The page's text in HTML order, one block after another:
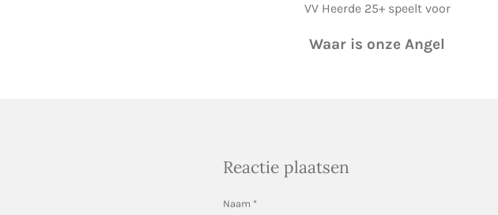
VV Heerde 25+ speelt voor
Waar is onze Angel
Reactie plaatsen
Naam *